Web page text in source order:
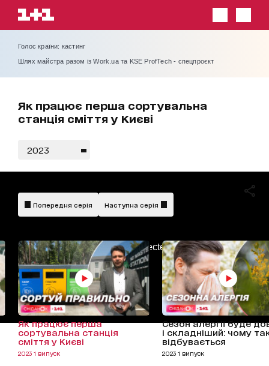
Голос країни: кастинг
Шлях майстра разом із Work.ua та KSE ProfTech - спецпроєкт
Як працює перша сортувальна
станція сміття у Києві
2023
AdBlockDetected!
Попередня серія Наступна серія
Як працює перша
сортувальна станція
сміття у Києві
2023 1 випуск
Сезон алергії буде
і складніший: чому
відбувається
2023 1 випуск